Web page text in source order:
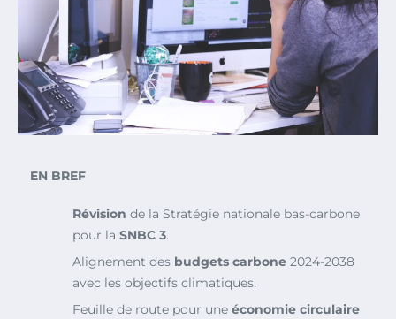
EN BREF
Révision de la Stratégie nationale bas-carbone
pour la SNBC 3.
Alignement des budgets carbone 2024-2038
avec les objectifs climatiques.
Feuille de route pour une économie circulaire